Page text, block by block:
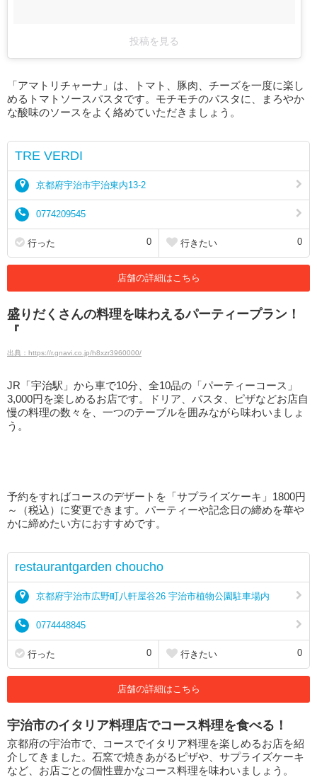
投稿を見る
「アマトリチャーナ」は、トマト、豚肉、チーズを一度に楽し
めるトマトソースパスタです。モチモチのパスタに、まろやか
な酸味のソースをよく絡めていただきましょう。
TRE VERDI
京都府宇治市宇治東内13-2
0774209545
行った 0 行きたい 0
店舗の詳細はこちら
盛りだくさんの料理を味わえるパーティープラン！
『
出典：https://r.gnavi.co.jp/h8xzr3960000/
JR「宇治駅」から車で10分、全10品の「パーティーコース」
3,000円を楽しめるお店です。ドリア、パスタ、ピザなどお店自
慢の料理の数々を、一つのテーブルを囲みながら味わいましょ
う。
予約をすればコースのデザートを「サプライズケーキ」1800円
～（税込）に変更できます。パーティーや記念日の締めを華や
かに締めたい方におすすめです。
restaurantgarden choucho
京都府宇治市広野町八軒屋谷26 宇治市植物公園駐車場内
0774448845
行った 0 行きたい 0
店舗の詳細はこちら
宇治市のイタリア料理店でコース料理を食べる！
京都府の宇治市で、コースでイタリア料理を楽しめるお店を紹
介してきました。石窯で焼きあがるピザや、サプライズケーキ
など、お店ごとの個性豊かなコース料理を味わいましょう。